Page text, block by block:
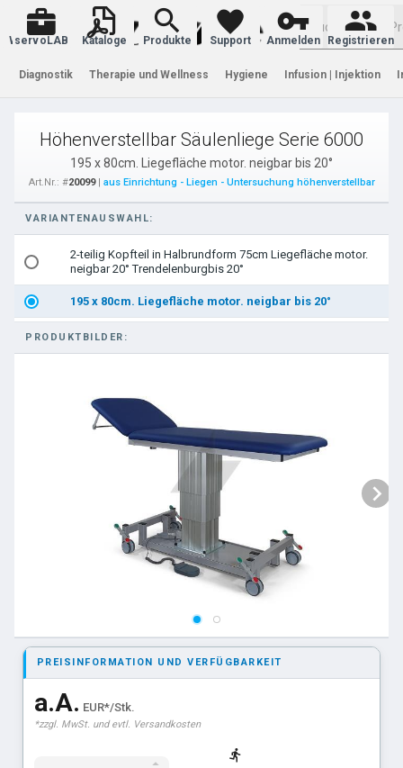
Warenkorb
servoLAB Kataloge Produkte Support Anmelden Registrieren
Diagnostik Therapie und Wellness Hygiene Infusion | Injektion
Höhenverstellbar Säulenliege Serie 6000
195 x 80cm. Liegefläche motor. neigbar bis 20°
Art.Nr.: #20099| aus Einrichtung - Liegen - Untersuchung höhenverstellbar
VARIANTENAUSWAHL:
2-teilig Kopfteil in Halbrundform 75cm Liegefläche motor.
neigbar 20° Trendelenburgbis 20°
195 x 80cm. Liegefläche motor. neigbar bis 20°
PRODUKTBILDER:
PREISINFORMATION UND VERFÜGBARKEIT
a.A. EUR*/Stk.
*zzgl. MwSt. und evtl. Versandkosten